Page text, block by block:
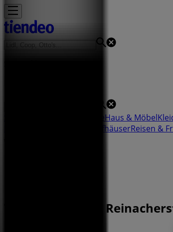
SupermärkteHaus & Möbel
KaufhäuserReisen &
Triumph Filiale |